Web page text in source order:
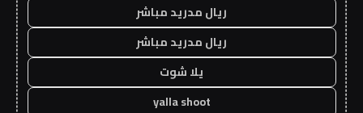
ريال مدريد مباشر
ريال مدريد مباشر
يلا شوت
yalla shoot